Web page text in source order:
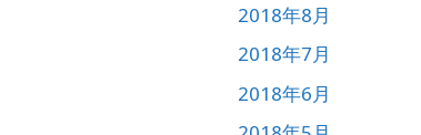
2018年8月
2018年7月
2018年6月